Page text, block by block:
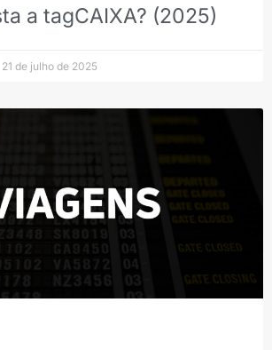
a tagCAIXA? (2025)
21 de julho de 2025